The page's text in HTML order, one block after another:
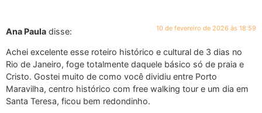
Ana Paula disse: 10 de fevereiro de 2026 às 18:59
Achei excelente esse roteiro histórico e cultural de 3 dias no
Rio de Janeiro, foge totalmente daquele básico só de praia e
Cristo. Gostei muito de como você dividiu entre Porto
Maravilha, centro histórico com free walking tour e um dia em
Santa Teresa, ficou bem redondinho.